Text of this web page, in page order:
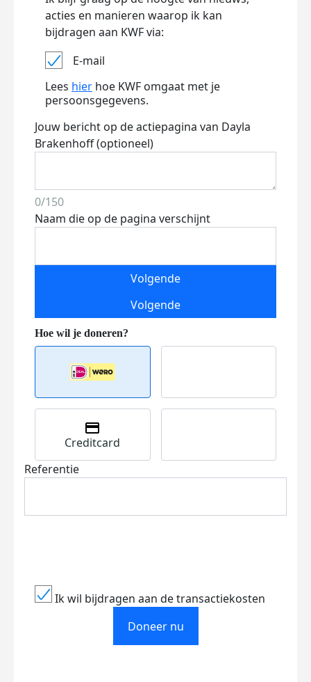
acties en manieren waarop ik kan
bijdragen aan KWF via:
E-mail
Lees hier hoe KWF omgaat met je
persoonsgegevens.
Jouw bericht op de actiepagina van Dayla
Brakenhoff (optioneel)
0/150
Naam die op de pagina verschijnt
Volgende
Volgende
Creditcard
Referentie
Ik wil bijdragen aan de transactiekosten
Doneer nu